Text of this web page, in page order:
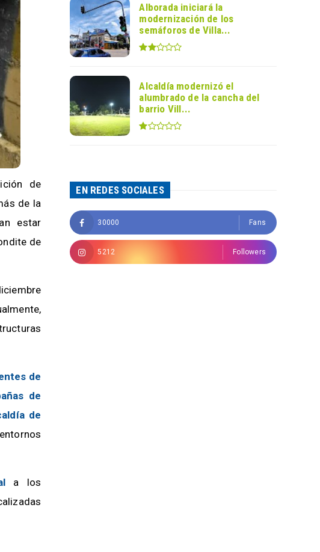
de
de la
estar
de
de
de
de
a los
Alborada iniciará la
modernización de los
semáforos de Villa...
Alcaldía modernizó el
alumbrado de la cancha del
barrio Vill...
EN REDES SOCIALES
30000 Fans
5212 Followers